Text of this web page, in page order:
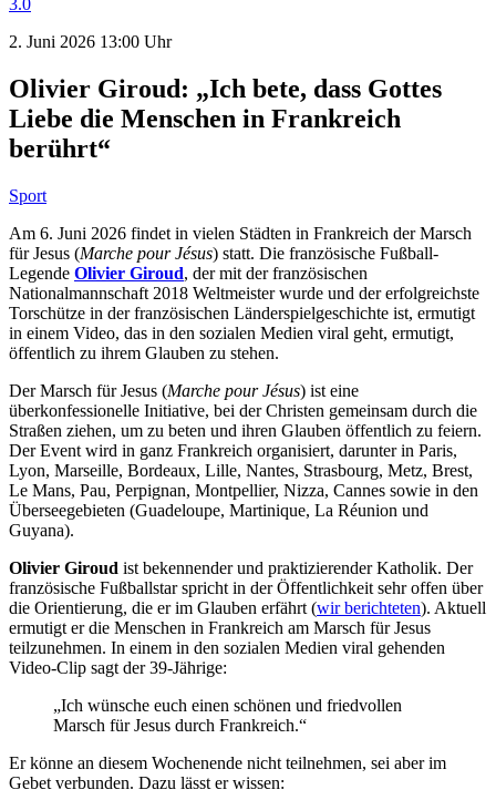
3.0
2. Juni 2026 13:00 Uhr
Olivier Giroud: „Ich bete, dass Gottes
Liebe die Menschen in Frankreich
berührt“
Sport
Am 6. Juni 2026 findet in vielen Städten in Frankreich der Marsch
für Jesus (Marche pour Jésus) statt. Die französische Fußball-
Legende Olivier Giroud, der mit der französischen
Nationalmannschaft 2018 Weltmeister wurde und der erfolgreichste
Torschütze in der französischen Länderspielgeschichte ist, ermutigt
in einem Video, das in den sozialen Medien viral geht, ermutigt,
öffentlich zu ihrem Glauben zu stehen.
Der Marsch für Jesus (Marche pour Jésus) ist eine
überkonfessionelle Initiative, bei der Christen gemeinsam durch die
Straßen ziehen, um zu beten und ihren Glauben öffentlich zu feiern.
Der Event wird in ganz Frankreich organisiert, darunter in Paris,
Lyon, Marseille, Bordeaux, Lille, Nantes, Strasbourg, Metz, Brest,
Le Mans, Pau, Perpignan, Montpellier, Nizza, Cannes sowie in den
Überseegebieten (Guadeloupe, Martinique, La Réunion und
Guyana).
Olivier Giroud ist bekennender und praktizierender Katholik. Der
französische Fußballstar spricht in der Öffentlichkeit sehr offen über
die Orientierung, die er im Glauben erfährt (wir berichteten). Aktuell
ermutigt er die Menschen in Frankreich am Marsch für Jesus
teilzunehmen. In einem in den sozialen Medien viral gehenden
Video-Clip sagt der 39-Jährige:
„Ich wünsche euch einen schönen und friedvollen
Marsch für Jesus durch Frankreich.“
Er könne an diesem Wochenende nicht teilnehmen, sei aber im
Gebet verbunden. Dazu lässt er wissen: